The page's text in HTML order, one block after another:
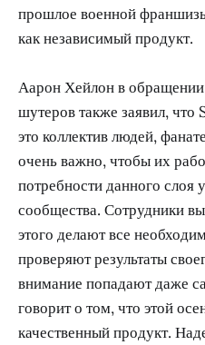
прошлое военной
как независимый продукт.
Аарон Хейлон в
шутеров также заявил,
это коллектив людей,
очень важно, чтобы их
потребности данного слоя
сообщества. Сотрудники
этого делают все
проверяют результаты
внимание попадают даже
говорит о том, что этой
качественный продукт.